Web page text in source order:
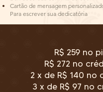
Cartão de mensagem
Para escrever sua dedicatória
R$ 259 no
R$ 272 no
2 x de R$ 140 no
3 x de R$ 97 no